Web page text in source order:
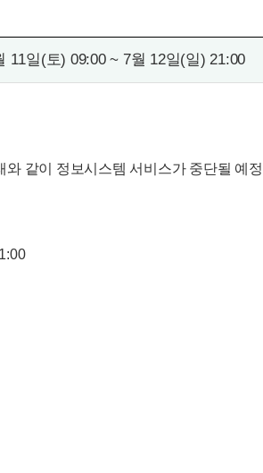
일(토) 09:00 ~ 7월 12일(일) 21:00
같이 정보시스템 서비스가 중단될 예